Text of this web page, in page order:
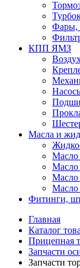
Фары,
КПП ЯМЗ
Масла и
Масло
Масло
Масло
Масло
Фитинги,
Главная
Каталог
Прицепная
Запчасти
Запчасти